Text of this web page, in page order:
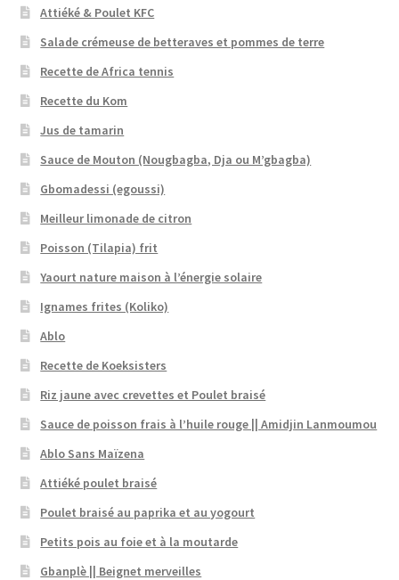
Attiéké & Poulet KFC
Salade crémeuse de betteraves et pommes de terre
Recette de Africa tennis
Recette du Kom
Jus de tamarin
Sauce de Mouton (Nougbagba, Dja ou M’gbagba)
Gbomadessi (egoussi)
Meilleur limonade de citron
Poisson (Tilapia) frit
Yaourt nature maison à l’énergie solaire
Ignames frites (Koliko)
Ablo
Recette de Koeksisters
Riz jaune avec crevettes et Poulet braisé
Sauce de poisson frais à l’huile rouge || Amidjin Lanmoumou
Ablo Sans Maïzena
Attiéké poulet braisé
Poulet braisé au paprika et au yogourt
Petits pois au foie et à la moutarde
Gbanplè || Beignet merveilles